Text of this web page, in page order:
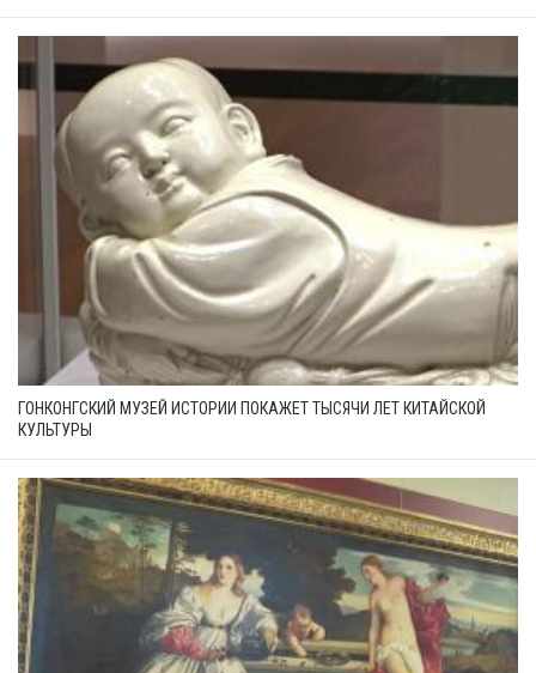
ГОНКОНГСКИЙ МУЗЕЙ ИСТОРИИ ПОКАЖЕТ ТЫСЯЧИ ЛЕТ КИТАЙСКОЙ
КУЛЬТУРЫ